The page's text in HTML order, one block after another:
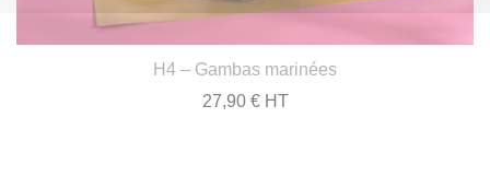
H4 – Gambas marinées
27,90 € HT